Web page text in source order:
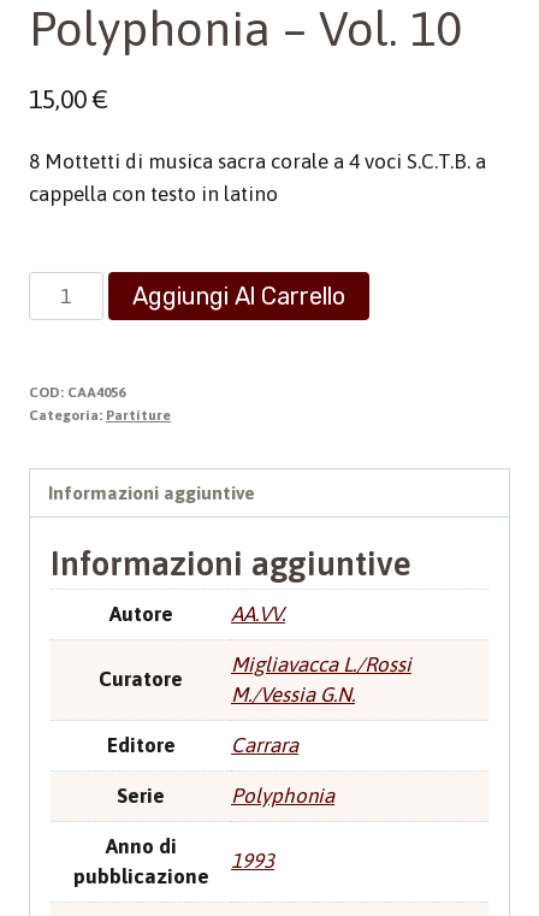
Polyphonia – Vol. 10
15,00€
8 Mottetti di musica sacra corale a 4 voci S.C.T.B. a
cappella con testo in latino
Polyphonia
-
10
quantità
Aggiungi Al Carrello
COD: CAA4056
Categoria: Partiture
Informazioni aggiuntive
Informazioni aggiuntive
Autore AA.VV.
Curatore
Migliavacca L./Rossi
M./Vessia G.N.
Editore Carrara
Serie Polyphonia
Anno di
pubblicazione
1993